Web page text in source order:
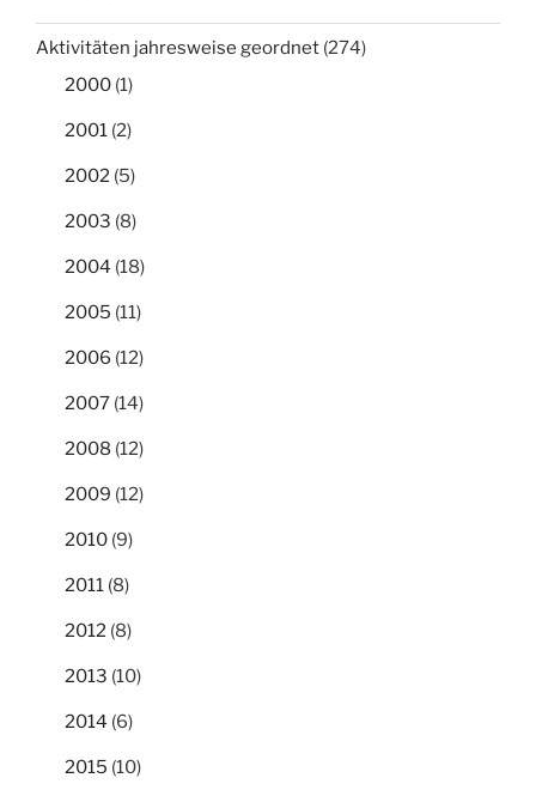
Aktivitäten jahresweise geordnet (274)
2000 (1)
2001 (2)
2002 (5)
2003 (8)
2004 (18)
2005 (11)
2006 (12)
2007 (14)
2008 (12)
2009 (12)
2010 (9)
2011 (8)
2012 (8)
2013 (10)
2014 (6)
2015 (10)